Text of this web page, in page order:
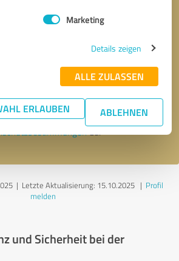
Marketing
Details zeigen
ALLE ZULASSEN
ERLAUBEN ABLEHNEN
* Erforderliche Angaben
Nachricht senden
zu.
| Letzte Aktualisierung: 15.10.2025| Profil
melden
und Sicherheit bei der